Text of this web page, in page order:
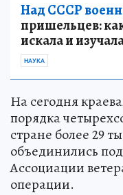
Над СССР
пришельцев:
искала и
НАУКА
На сегодня
порядка
стране более 29
объединились
Ассоциации
операции.